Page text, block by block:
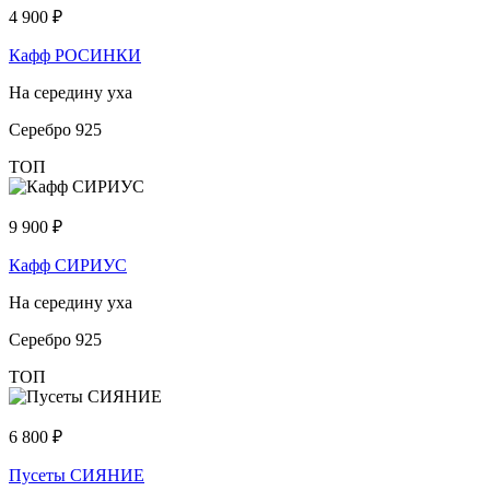
4 900 ₽
Кафф РОСИНКИ
На середину уха
Серебро 925
ТОП
9 900 ₽
Кафф СИРИУС
На середину уха
Серебро 925
ТОП
6 800 ₽
Пусеты СИЯНИЕ